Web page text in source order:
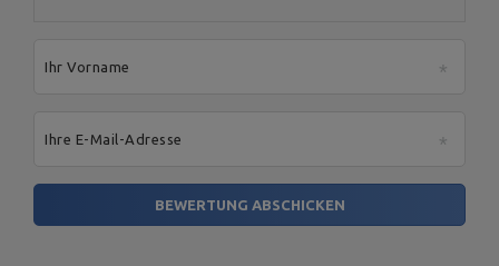
Ihr Vorname
Ihre E-Mail-Adresse
BEWERTUNG ABSCHICKEN